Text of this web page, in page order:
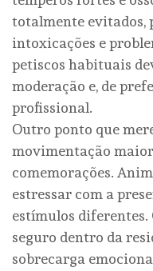
totalmente evitados,
intoxicações e
petiscos habituais
moderação e, de
profissional.
Outro ponto que
movimentação
comemorações.
estressar com a
estímulos
seguro dentro da
sobrecarga